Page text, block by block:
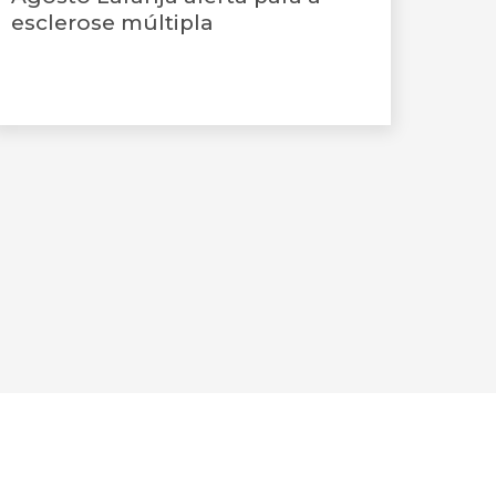
esclerose múltipla